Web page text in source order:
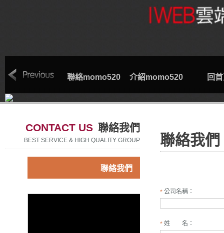
索取專線 聯絡momo520 介紹momo520 回
CONTACT US 聯絡我們
BEST SERVICE & HIGH QUALITY GROUP
聯絡我們
聯絡我們
* 公司名稱：
* 姓 名：